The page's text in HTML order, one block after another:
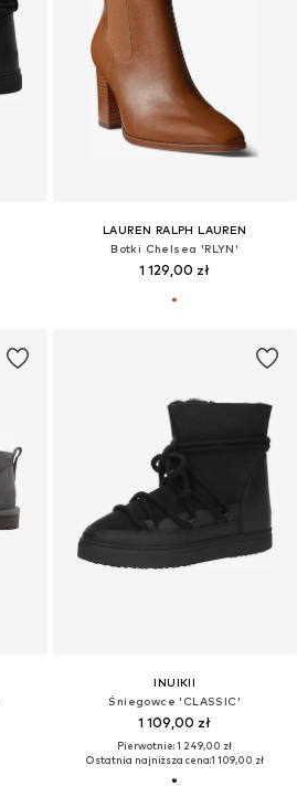
LAUREN RALPH LAUREN
Botki Chelsea 'RLYN'
1 129,00 zł
INUIKII
Śniegowce 'CLASSIC'
1 109,00 zł
Pierwotnie: 1 249,00 zł
Ostatnia najniższa cena:1 109,00 zł